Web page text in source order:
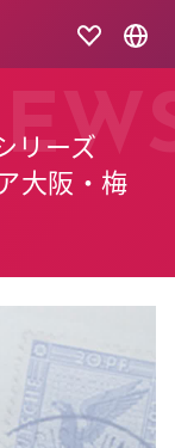
リーズ
大阪・梅